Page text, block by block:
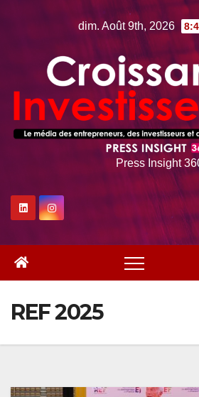
dim. Août 9th, 2026
Press Insight
REF 2025